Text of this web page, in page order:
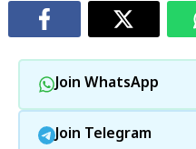
Join WhatsApp
Join Telegram